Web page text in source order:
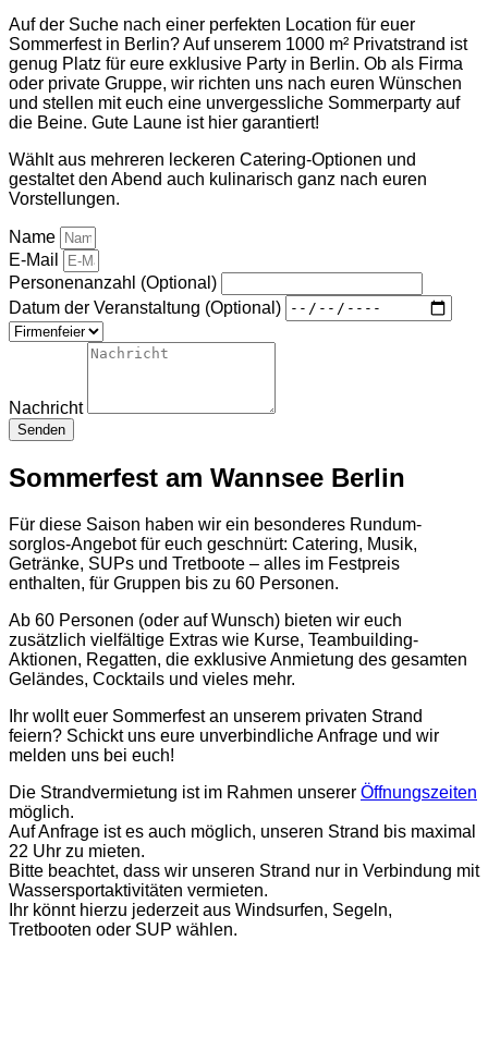
Auf der Suche nach einer perfekten Location für euer
Sommerfest in Berlin? Auf unserem 1000 m² Privatstrand ist
genug Platz für eure exklusive Party in Berlin. Ob als Firma
oder private Gruppe, wir richten uns nach euren Wünschen
und stellen mit euch eine unvergessliche Sommerparty auf
die Beine. Gute Laune ist hier garantiert!
Wählt aus mehreren leckeren Catering-Optionen und
gestaltet den Abend auch kulinarisch ganz nach euren
Vorstellungen.
Name
E-Mail
Personenanzahl (Optional)
Datum der Veranstaltung (Optional)
Nachricht
Senden
Sommerfest am Wannsee Berlin
Für diese Saison haben wir ein besonderes Rundum-
sorglos-Angebot für euch geschnürt: Catering, Musik,
Getränke, SUPs und Tretboote – alles im Festpreis
enthalten, für Gruppen bis zu 60 Personen.
Ab 60 Personen (oder auf Wunsch) bieten wir euch
zusätzlich vielfältige Extras wie Kurse, Teambuilding-
Aktionen, Regatten, die exklusive Anmietung des gesamten
Geländes, Cocktails und vieles mehr.
Ihr wollt euer Sommerfest an unserem privaten Strand
feiern? Schickt uns eure unverbindliche Anfrage und wir
melden uns bei euch!
Die Strandvermietung ist im Rahmen unserer Öffnungszeiten
möglich.
Auf Anfrage ist es auch möglich, unseren Strand bis maximal
22 Uhr zu mieten.
Bitte beachtet, dass wir unseren Strand nur in Verbindung mit
Wassersportaktivitäten vermieten.
Ihr könnt hierzu jederzeit aus Windsurfen, Segeln,
Tretbooten oder SUP wählen.